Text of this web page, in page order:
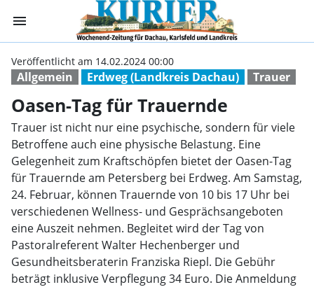
menu Oasen-Tag für
Allgemein Erdweg (Landkreis Dachau) Trauer
Veröffentlicht am 14.02.2024 00:00
Oasen-Tag für Trauernde
Trauer ist nicht nur eine psychische, sondern für viele
Betroffene auch eine physische Belastung. Eine
Gelegenheit zum Kraftschöpfen bietet der Oasen-Tag
für Trauernde am Petersberg bei Erdweg. Am Samstag,
24. Februar, können Trauernde von 10 bis 17 Uhr bei
verschiedenen Wellness- und Gesprächsangeboten
eine Auszeit nehmen. Begleitet wird der Tag von
Pastoralreferent Walter Hechenberger und
Gesundheitsberaterin Franziska Riepl. Die Gebühr
beträgt inklusive Verpflegung 34 Euro. Die Anmeldung